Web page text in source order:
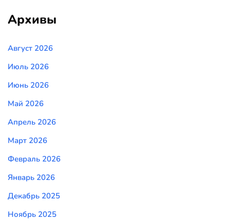
Архивы
Август 2026
Июль 2026
Июнь 2026
Май 2026
Апрель 2026
Март 2026
Февраль 2026
Январь 2026
Декабрь 2025
Ноябрь 2025